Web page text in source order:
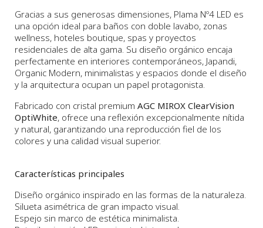
Gracias a sus generosas dimensiones, Plama Nº4 LED es
una opción ideal para baños con doble lavabo, zonas
wellness, hoteles boutique, spas y proyectos
residenciales de alta gama. Su diseño orgánico encaja
perfectamente en interiores contemporáneos, Japandi,
Organic Modern, minimalistas y espacios donde el diseño
y la arquitectura ocupan un papel protagonista.
Fabricado con cristal premium AGC MIROX ClearVision
OptiWhite, ofrece una reflexión excepcionalmente nítida
y natural, garantizando una reproducción fiel de los
colores y una calidad visual superior.
Características principales
Diseño orgánico inspirado en las formas de la naturaleza.
Silueta asimétrica de gran impacto visual.
Espejo sin marco de estética minimalista.